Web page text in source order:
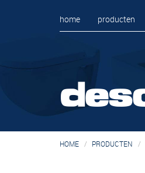
home producten
HOME PRODUCTEN